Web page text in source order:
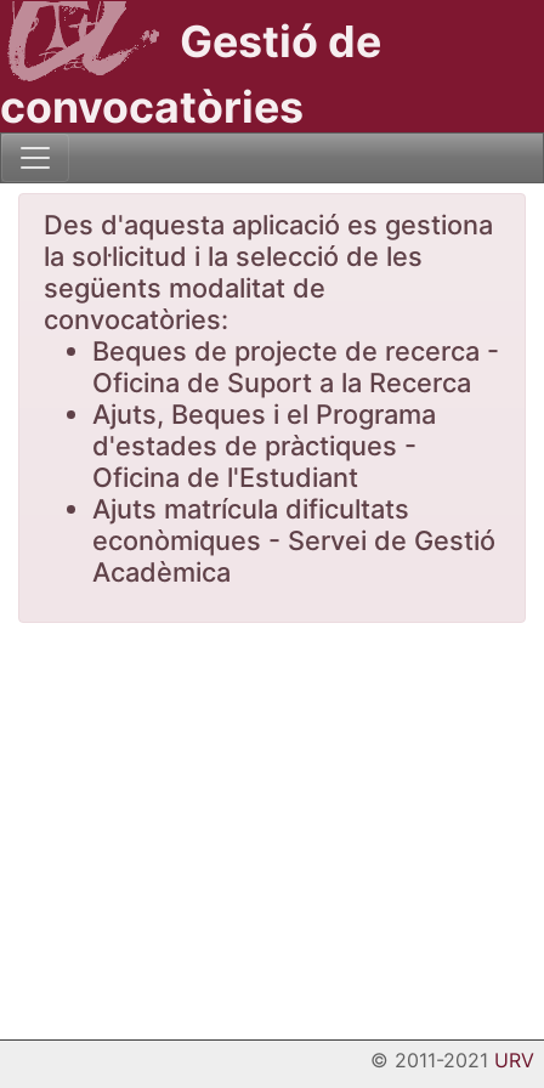
Gestió de
convocatòries
Des d'aquesta aplicació es gestiona
la sol·licitud i la selecció de les
següents modalitat de
convocatòries:
Beques de projecte de recerca -
Oficina de Suport a la Recerca
Ajuts, Beques i el Programa
d'estades de pràctiques -
Oficina de l'Estudiant
Ajuts matrícula dificultats
econòmiques - Servei de Gestió
Acadèmica
© 2011-2021 URV